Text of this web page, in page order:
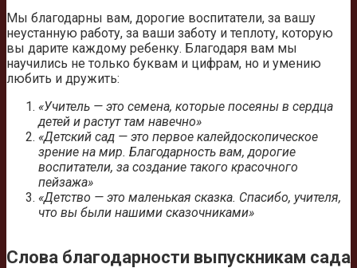
Мы благодарны вам, дорогие воспитатели, за вашу
неустанную работу, за ваши заботу и теплоту, которую
вы дарите каждому ребенку. Благодаря вам мы
научились не только буквам и цифрам, но и умению
любить и дружить:
«Учитель — это семена, которые посеяны в сердца
детей и растут там навечно»
«Детский сад — это первое калейдоскопическое
зрение на мир. Благодарность вам, дорогие
воспитатели, за создание такого красочного
пейзажа»
«Детство — это маленькая сказка. Спасибо, учителя,
что вы были нашими сказочниками»
Слова благодарности выпускникам сада